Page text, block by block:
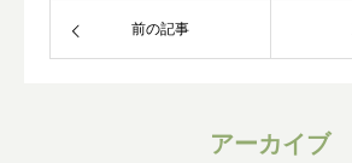
前の記事
アーカイブ